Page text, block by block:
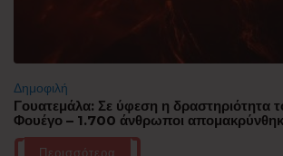
Δημοφιλή
Γουατεμάλα: Σε ύφεση η δραστηριότητα
Φουέγο – 1.700 άνθρωποι